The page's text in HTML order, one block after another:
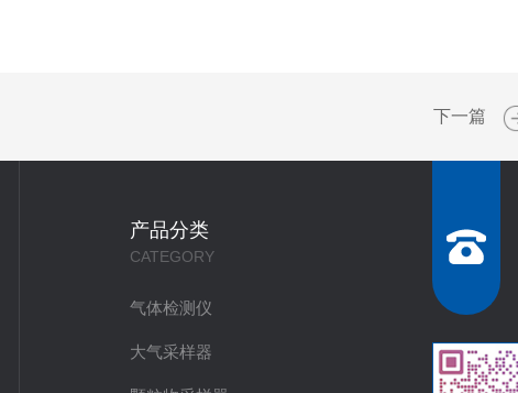
下一篇
产品分类
CATEGORY
气体检测仪
大气采样器